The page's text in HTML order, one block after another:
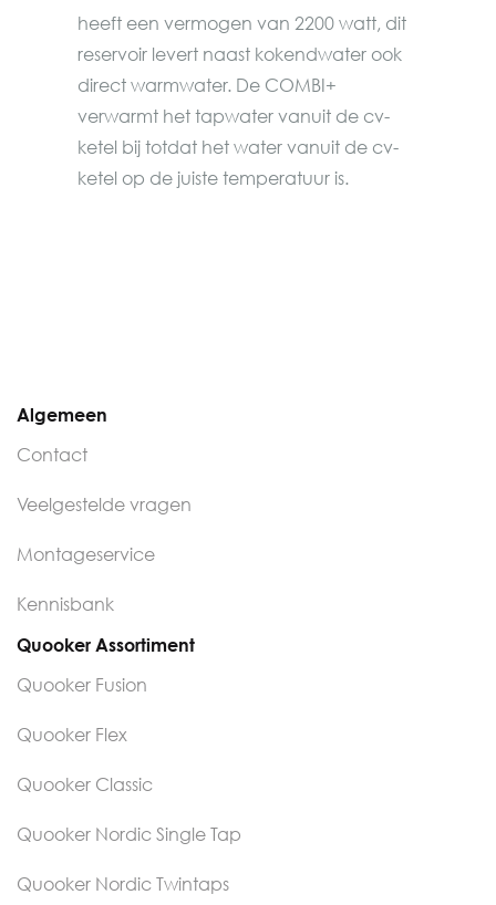
heeft een vermogen van 2200 watt, dit
reservoir levert naast kokendwater ook
direct warmwater. De COMBI+
verwarmt het tapwater vanuit de cv-
ketel bij totdat het water vanuit de cv-
ketel op de juiste temperatuur is.
Algemeen
Contact
Veelgestelde vragen
Montageservice
Kennisbank
Quooker Assortiment
Quooker Fusion
Quooker Flex
Quooker Classic
Quooker Nordic Single Tap
Quooker Nordic Twintaps